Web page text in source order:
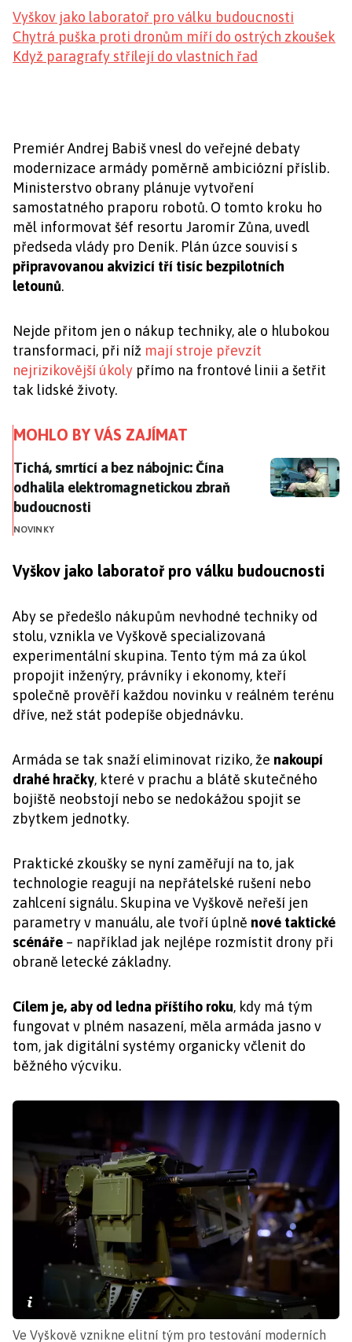
Vyškov jako laboratoř pro válku budoucnosti
Chytrá puška proti dronům míří do ostrých zkoušek
Když paragrafy střílejí do vlastních řad
Premiér Andrej Babiš vnesl do veřejné debaty
modernizace armády poměrně ambiciózní příslib.
Ministerstvo obrany plánuje vytvoření
samostatného praporu robotů. O tomto kroku ho
měl informovat šéf resortu Jaromír Zůna, uvedl
předseda vlády pro Deník. Plán úzce souvisí s
připravovanou akvizicí tří tisíc bezpilotních
letounů.
Nejde přitom jen o nákup techniky, ale o hlubokou
transformaci, při níž mají stroje převzít
nejrizikovější úkoly přímo na frontové linii a šetřit
tak lidské životy.
MOHLO BY VÁS ZAJÍMAT
Tichá, smrtící a bez nábojnic: Čína odhalila
Tichá, smrtící a bez nábojnic: Čína
odhalila elektromagnetickou zbraň
budoucnosti
NOVINKY
Vyškov jako laboratoř pro válku budoucnosti
Aby se předešlo nákupům nevhodné techniky od
stolu, vznikla ve Vyškově specializovaná
experimentální skupina. Tento tým má za úkol
propojit inženýry, právníky i ekonomy, kteří
společně prověří každou novinku v reálném terénu
dříve, než stát podepíše objednávku.
Armáda se tak snaží eliminovat riziko, že nakoupí
drahé hračky, které v prachu a blátě skutečného
bojiště neobstojí nebo se nedokážou spojit se
zbytkem jednotky.
Praktické zkoušky se nyní zaměřují na to, jak
technologie reagují na nepřátelské rušení nebo
zahlcení signálu. Skupina ve Vyškově neřeší jen
parametry v manuálu, ale tvoří úplně nové taktické
scénáře – například jak nejlépe rozmístit drony při
obraně letecké základny.
Cílem je, aby od ledna příštího roku, kdy má tým
fungovat v plném nasazení, měla armáda jasno v
tom, jak digitální systémy organicky včlenit do
běžného výcviku.
Ve Vyškově vznikne elitní tým pro testování moderních